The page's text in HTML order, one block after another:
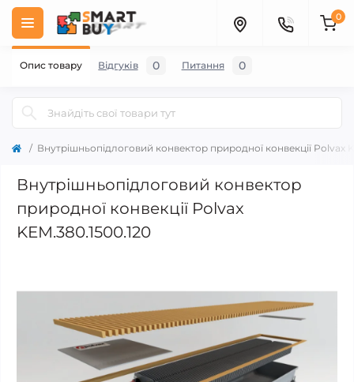
0
Внутрішньопідлоговий конвектор природної конвекції Polvax
Внутрішньопідлоговий конвектор
природної конвекції Polvax
KEM.380.1500.120
Опис товару Відгуків 0 Питання 0